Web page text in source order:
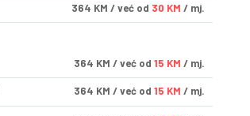
364 KM / već od 30 KM / mj.
364 KM / već od 15 KM / mj.
364 KM / već od 15 KM / mj.